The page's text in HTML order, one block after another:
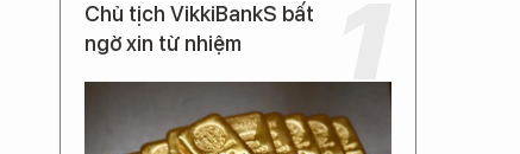
Chủ tịch VikkiBankS bất
ngờ xin từ nhiệm